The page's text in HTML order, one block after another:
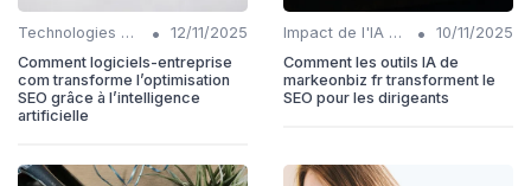
Technologies émergentes en SEO IA •
12/11/2025
Comment logiciels-entreprise
com transforme l’optimisation
SEO grâce à l’intelligence
artificielle
Impact de l'IA sur les rôles SEO •
10/11/2025
Comment les outils IA de
markeonbiz fr transforment le
SEO pour les dirigeants